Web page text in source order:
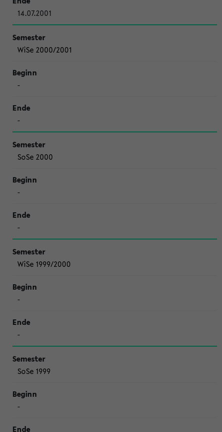
14.07.2001
WiSe 2000/2001
-
-
SoSe 2000
-
-
WiSe 1999/2000
-
-
SoSe 1999
-